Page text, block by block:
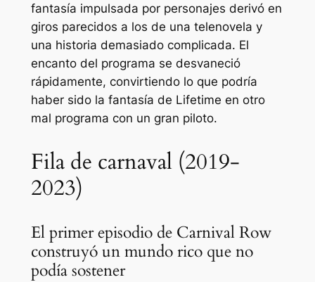
fantasía impulsada por personajes derivó en
giros parecidos a los de una telenovela y
una historia demasiado complicada. El
encanto del programa se desvaneció
rápidamente, convirtiendo lo que podría
haber sido la fantasía de Lifetime en otro
mal programa con un gran piloto.
Fila de carnaval (2019-
2023)
El primer episodio de Carnival Row
construyó un mundo rico que no
podía sostener